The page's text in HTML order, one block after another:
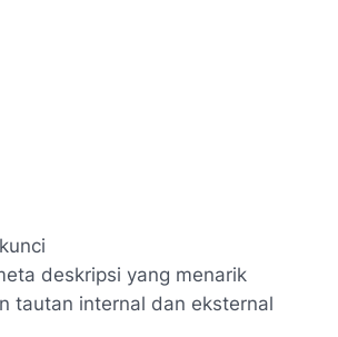
deskripsi yang menarik
tautan internal dan eksternal